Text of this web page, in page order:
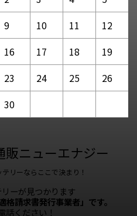
9 10 11
12
16 17 18
19
23 24 25
26
30
販ニューエナジー
リーならここで決まり！
ーが見つかります
請求書発行事業者」です。
話ください！